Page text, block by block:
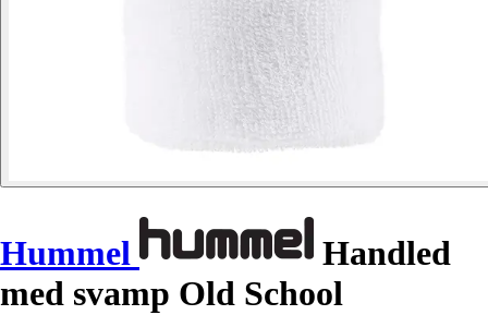
Hummel
Handled
med svamp Old School